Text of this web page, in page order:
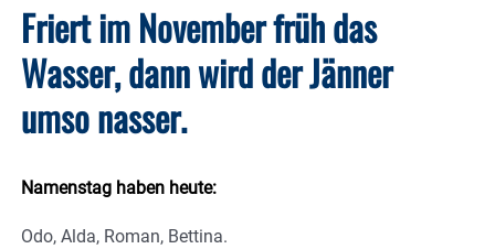
Friert im November früh das
Wasser, dann wird der Jänner
umso nasser.
Namenstag haben heute:
Odo, Alda, Roman, Bettina.